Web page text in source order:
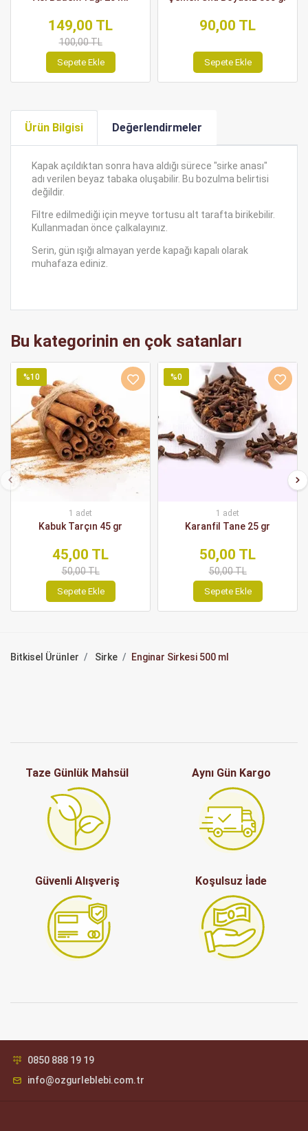
149,00 TL
100,00 TL
Sepete Ekle
90,00 TL
Sepete Ekle
Ürün Bilgisi Değerlendirmeler
Kapak açıldıktan sonra hava aldığı sürece "sirke anası"
adı verilen beyaz tabaka oluşabilir. Bu bozulma belirtisi
değildir.
Filtre edilmediği için meyve tortusu alt tarafta birikebilir.
Kullanmadan önce çalkalayınız.
Serin, gün ışığı almayan yerde kapağı kapalı olarak
muhafaza ediniz.
Bu kategorinin en çok satanları
%10
1 adet
Kabuk Tarçın 45 gr
45,00 TL
50,00 TL
Sepete Ekle
%0
1 adet
Karanfil Tane 25 gr
50,00 TL
50,00 TL
Sepete Ekle
Bitkisel Ürünler Sirke Enginar Sirkesi 500 ml
Taze Günlük Mahsül Aynı Gün Kargo
Güvenli Alışveriş Koşulsuz İade
0850 888 19 19
info@ozgurleblebi.com.tr